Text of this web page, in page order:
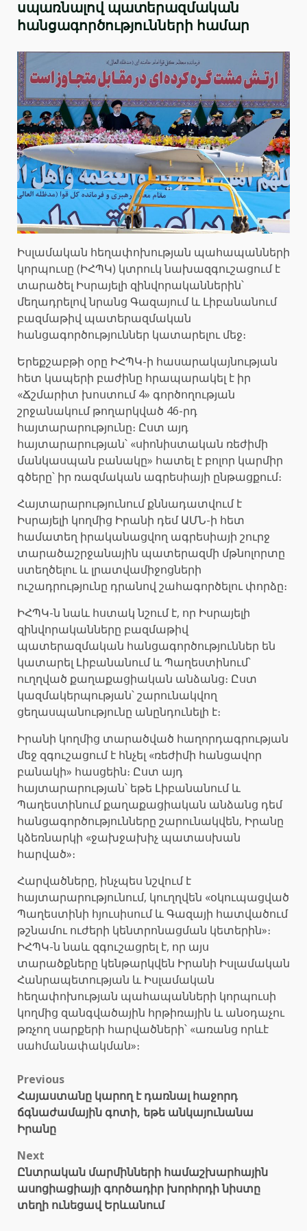
սպառնալով պատերազմական
հանցագործությունների համար
Իսլամական հեղափոխության պահապանների
կորպուսը (ԻՀՊԿ) կտրուկ նախազգուշացում է
տարածել Իսրայելի զինվորականներին՝
մեղադրելով նրանց Գազայում և Լիբանանում
բազմաթիվ պատերազմական
հանցագործություններ կատարելու մեջ։
Երեքշաբթի օրը ԻՀՊԿ-ի հասարակայնության
հետ կապերի բաժինը հրապարակել է իր
«Ճշմարիտ խոստում 4» գործողության
շրջանակում թողարկված 46-րդ
հայտարարությունը։ Ըստ այդ
հայտարարության՝ «սիոնիստական ​​ռեժիմի
մանկասպան բանակը» հատել է բոլոր կարմիր
գծերը՝ իր ռազմական ագրեսիայի ընթացքում։
Հայտարարությունում քննադատվում է
Իսրայելի կողմից Իրանի դեմ ԱՄՆ-ի հետ
համատեղ իրականացվող ագրեսիայի շուրջ
տարածաշրջանային պատերազմի մթնոլորտը
ստեղծելու և լրատվամիջոցների
ուշադրությունը դրանով շահագործելու փորձը։
ԻՀՊԿ-ն նաև հստակ նշում է, որ Իսրայելի
զինվորականները բազմաթիվ
պատերազմական հանցագործություններ են
կատարել Լիբանանում և Պաղեստինում՝
ուղղված քաղաքացիական անձանց։ Ըստ
կազմակերպության՝ շարունակվող
ցեղասպանությունը անընդունելի է։
Իրանի կողմից տարածված հաղորդագրության
մեջ զգուշացում է հնչել «ռեժիմի հանցավոր
բանակի» հասցեին։ Ըստ այդ
հայտարարության՝ եթե Լիբանանում և
Պաղեստինում քաղաքացիական անձանց դեմ
հանցագործությունները շարունակվեն, Իրանը
կձեռնարկի «ջախջախիչ պատասխան
հարված»։
Հարվածները, ինչպես նշվում է
հայտարարությունում, կուղղվեն «օկուպացված
Պաղեստինի հյուսիսում և Գազայի հատվածում
թշնամու ուժերի կենտրոնացման կետերին»։
ԻՀՊԿ-ն նաև զգուշացրել է, որ այս
տարածքները կենթարկվեն Իրանի Իսլամական
Հանրապետության և Իսլամական
հեղափոխության պահապանների կորպուսի
կողմից զանգվածային հրթիռային և անօդաչու
թռչող սարքերի հարվածների՝ «առանց որևէ
սահմանափակման»։
Post
navigation
Previous
Հայաստանը կարող է դառնալ հաջորդ
ճգնաժամային գոտի, եթե անկայունանա
Իրանը
Next
Ընտրական մարմինների համաշխարհային
ասոցիացիայի գործադիր խորհրդի նիստը
տեղի ունեցավ Երևանում